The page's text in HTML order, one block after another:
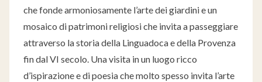
che fonde armoniosamente l’arte dei giardini e un
mosaico di patrimoni religiosi che invita a passeggiare
attraverso la storia della Linguadoca e della Provenza
fin dal VI secolo. Una visita in un luogo ricco
d’ispirazione e di poesia che molto spesso invita l’arte